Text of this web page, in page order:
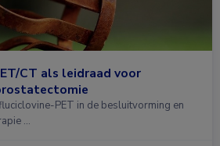
CT als leidraad voor
PET in de besluitvorming en
…